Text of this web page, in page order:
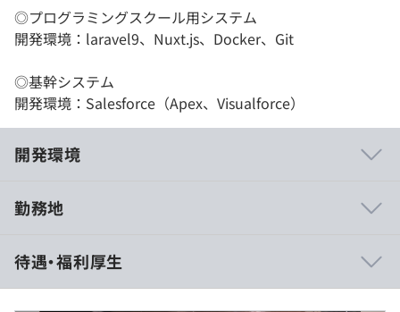
◎プログラミングスクール用システム
開発環境：laravel9、Nuxt.js、Docker、Git
◎基幹システム
開発環境：Salesforce（Apex、Visualforce）
開発環境
『Freeks』：プログラミング学習スクール（実績：2021
年のベストベンチャー100に選出）
勤務地
待遇・福利厚生